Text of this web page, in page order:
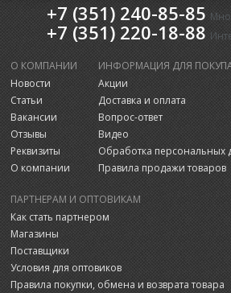
+7 (351) 240-85-85
+7 (351) 220-18-88
О КОМПАНИИ
Новости
Статьи
Вакансии
Отзывы
Реквизиты
О компании
ИНФОРМАЦИЯ ДЛЯ
Акции
Доставка и оплата
Вопрос-ответ
Видео
Обработка персональных
Правила продажи товаров
ПАРТНЕРАМ И ОПТОВИКАМ
Как стать партнером
Магазины
Поставщики
Условия для оптовиков
Правила покупки, обмена и возврата товара